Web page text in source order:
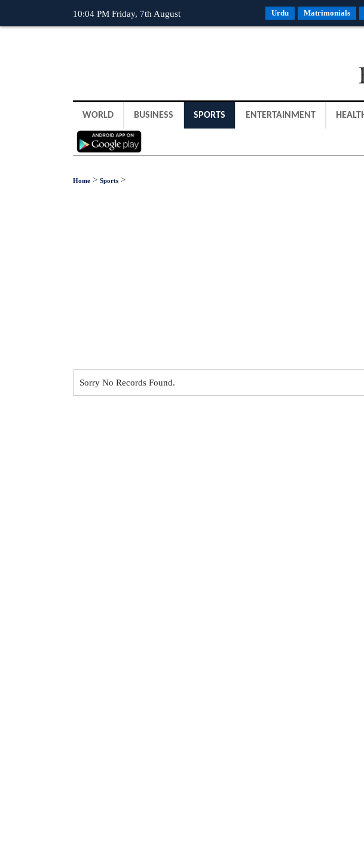
10:04 PM Friday, 7th August Urdu Matrimonials
WORLD BUSINESS SPORTS ENTERTAINMENT
Home > Sports >
Sorry No Records Found.